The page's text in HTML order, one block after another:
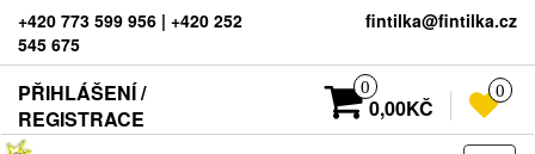
+420 773 599 956 | +420 252
545 675
fintilka@fintilka.cz
PŘIHLÁŠENÍ /
REGISTRACE
0
0,00KČ
0